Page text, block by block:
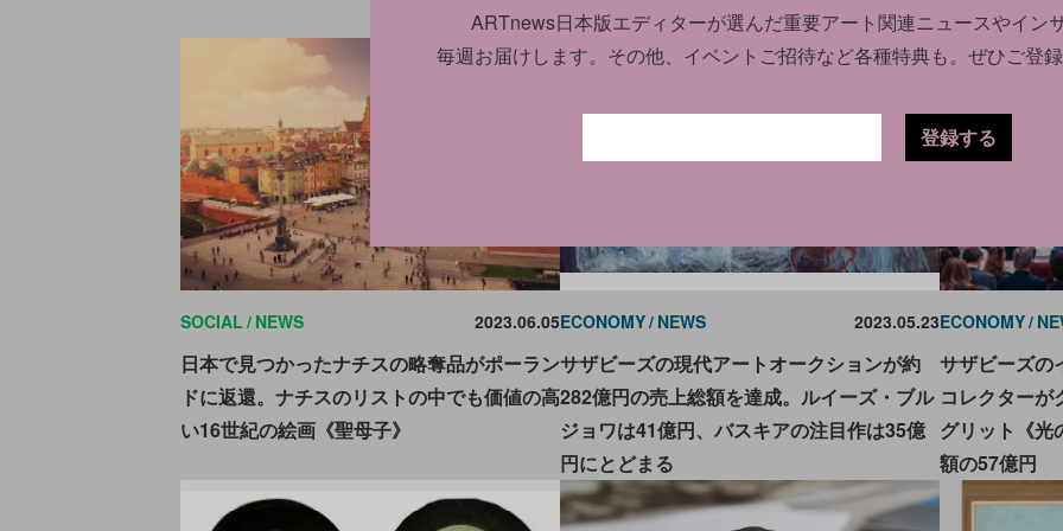
SOCIAL NEWS 2023.06.05
日本で見つかったナチスの略奪品がポーラン
ドに返還。ナチスのリストの中でも価値の高
い16世紀の絵画《聖母子》
ECONOMY NEWS 2023.05.23
サザビーズの現代アートオークションが約
282億円の売上総額を達成。ルイーズ・ブル
ジョワは41億円、バスキアの注目作は35億
円にとどまる
ECONOMY
サザビーズの
コレクターが
グリット《光
額の57億円
ARTnews日本版エディターが選んだ重要アート関連ニュースやイン
毎週お届けします。 その他、イベントご招待など各種特典も。ぜひご登
登録する